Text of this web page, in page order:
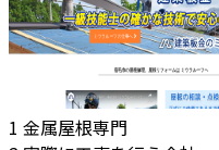
1 金属屋根専門